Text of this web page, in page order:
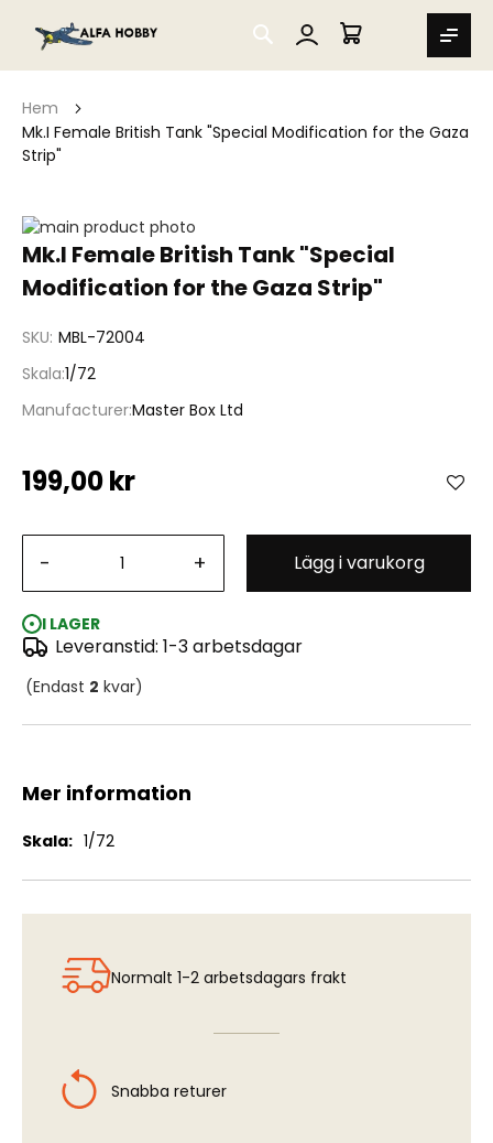
SEARCH
MIN VARUKORG
Hem
Mk.I Female British Tank "Special Modification for the Gaza
Strip"
Mk.I Female British Tank "Special
Modification for the Gaza Strip"
SKU MBL-72004
Skala 1/72
ManufacturerMaster Box Ltd
199,00 kr
- + Lägg i varukorg
I LAGER
Leveranstid: 1-3 arbetsdagar
(Endast 2 kvar)
Hoppa
till
av
Mk.I Female British Tank "Special Modification for the
Hoppa
början
bildgalleriet
Mer information
Mer
1/72
Normalt 1-2 arbetsdagars frakt
Snabba returer